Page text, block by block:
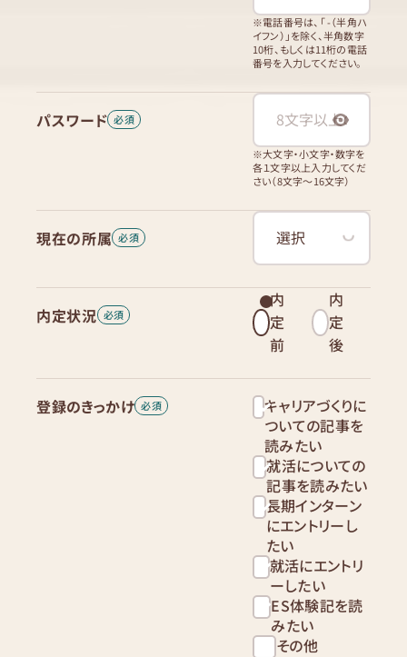
※電話番号は、「 -（半角ハ
イフン）」を除く、半角数字
10桁、もしくは11桁の電話
番号を入力してください。
パスワード
※大文字・小文字・数字を
各１文字以上入力してくだ
さい（8文字〜16文字）
現在の所属
内定状況
内
定
前
内
定
後
登録のきっかけ
キャリアづくりに
ついての記事を
読みたい
就活についての
記事を読みたい
長期インターン
にエントリーし
たい
就活にエントリ
ーしたい
ES体験記を読
みたい
その他